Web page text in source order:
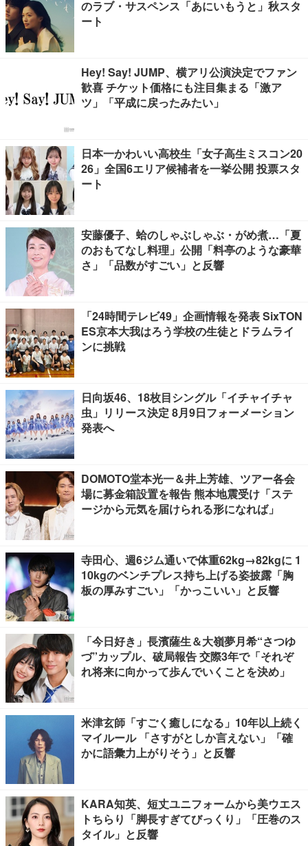
のラブ・サスペンス「あにいもうと」秋スタ
ート
Hey! Say! JUMP、横アリ公演決定でファン
歓喜 チケット価格にも注目集まる「激ア
ツ」「平成に戻ったみたい」
日本一かわいい高校生「女子高生ミスコン20
26」全国6エリア候補者を一挙公開 投票スタ
ート
安藤優子、蛤のしゃぶしゃぶ・がめ煮…「夏
のおもてなし料理」公開「料亭のような豪華
さ」「品数がすごい」と反響
「24時間テレビ49」企画情報を発表 SixTON
ES京本大我はろう学校の生徒とドラムライ
ンに挑戦
日向坂46、18枚目シングル「イチャイチャ
虫」リリース決定 8月9日フォーメーション
発表へ
DOMOTO堂本光一＆井上芳雄、ツアー各会
場に募金箱設置を報告 熊本地震受け「ステ
ージから元気を届けられる形になれば」
寺田心、週6ジム通いで体重62kg→82kgに 1
10kgのベンチプレス持ち上げる姿披露「胸
板の厚みすごい」「かっこいい」と反響
「今日好き」長濱薩生＆大嶺夢月希“さつゆ
づ”カップル、破局報告 交際3年で「それぞ
れ将来に向かって歩んでいくことを決め」
米津玄師「すごく癒しになる」10年以上続く
マイルール 「さすがとしか言えない」「確
かに語彙力上がりそう」と反響
KARA知英、短丈ユニフォームから美ウエス
トちらり「脚長すぎてびっくり」「圧巻のス
タイル」と反響